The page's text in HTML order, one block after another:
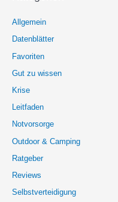
Allgemein
Datenblätter
Favoriten
Gut zu wissen
Krise
Leitfaden
Notvorsorge
Outdoor & Camping
Ratgeber
Reviews
Selbstverteidigung